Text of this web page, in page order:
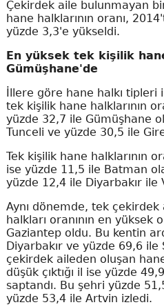
Çekirdek aile bulunmayan
hane halklarının oranı,
yüzde 3,3'e yükseldi.
En yüksek tek kişilik
Gümüşhane'de
İllere göre hane halkı tipleri
tek kişilik hane halklarının
yüzde 32,7 ile Gümüşhane
Tunceli ve yüzde 30,5 ile
Tek kişilik hane halklarının
ise yüzde 11,5 ile Batman
yüzde 12,4 ile Diyarbakır ile
Aynı dönemde, tek
halkları oranının en yüksek
Gaziantep oldu. Bu kentin
Diyarbakır ve yüzde 69,6 ile
çekirdek aileden oluşan
düşük çıktığı il ise yüzde
saptandı. Bu şehri yüzde
yüzde 53,4 ile Artvin izledi.